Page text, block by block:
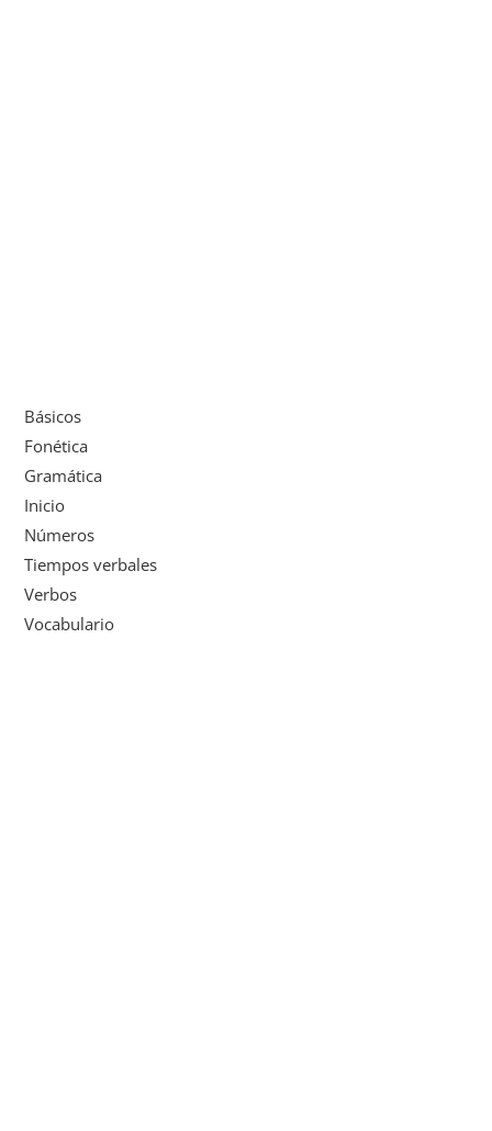
Básicos
Fonética
Gramática
Inicio
Números
Tiempos verbales
Verbos
Vocabulario